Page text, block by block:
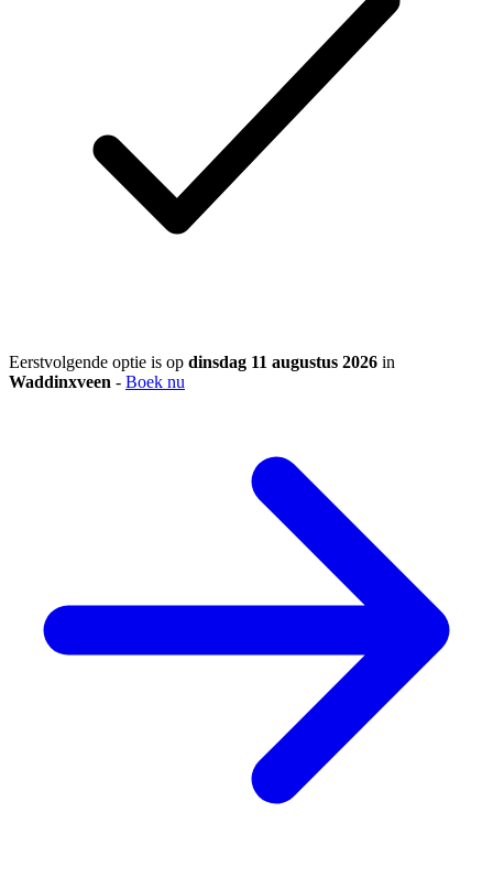
Eerstvolgende optie is op dinsdag 11 augustus 2026 in
Waddinxveen - Boek nu